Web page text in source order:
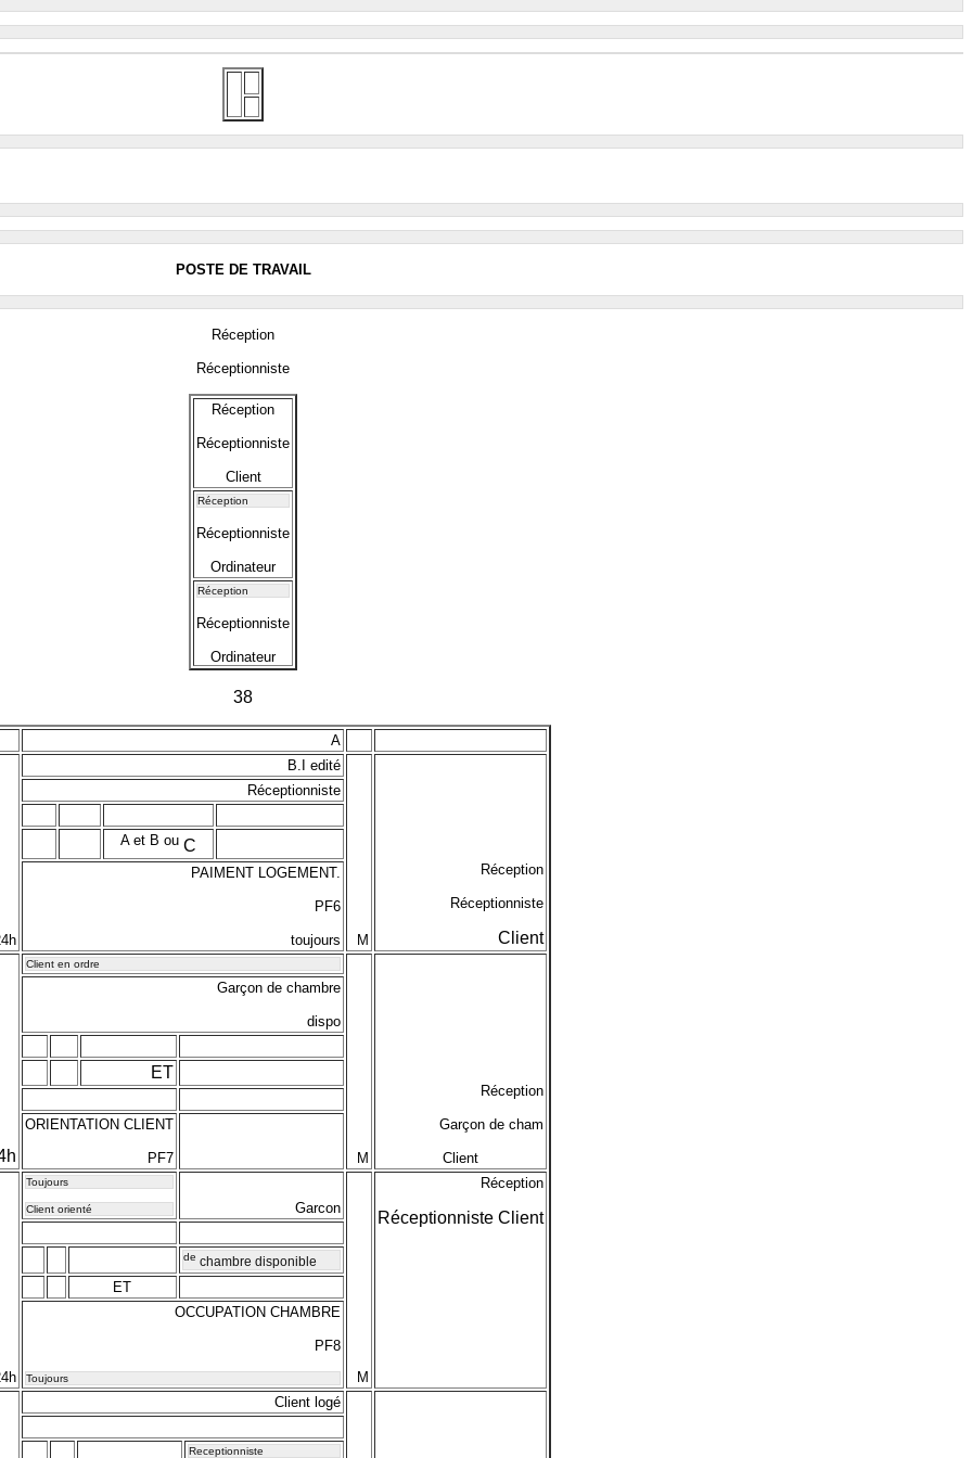
POSTE DE TRAVAIL
Réception
Réceptionniste
Réception
Réceptionniste
Client
Réception
Réceptionniste
Ordinateur
Réception
Réceptionniste
Ordinateur
38
A
B.I edité
M
Réception
Réceptionniste
Client
Réceptionniste
A et B ouC
PAIMENT LOGEMENT.
PF6
toujours
Client en ordre
M
Réception
Garçon de cham
Client
Garçon de chambre
dispo
ET
ORIENTATION CLIENT
PF7
Toujours
Client orienté Garcon
M
Réception
Réceptionniste Client
de chambre disponible
ET
OCCUPATION CHAMBRE
PF8
Toujours
Client logé
Receptionniste